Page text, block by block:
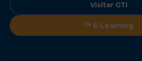
Visitar GTI
E-Learning